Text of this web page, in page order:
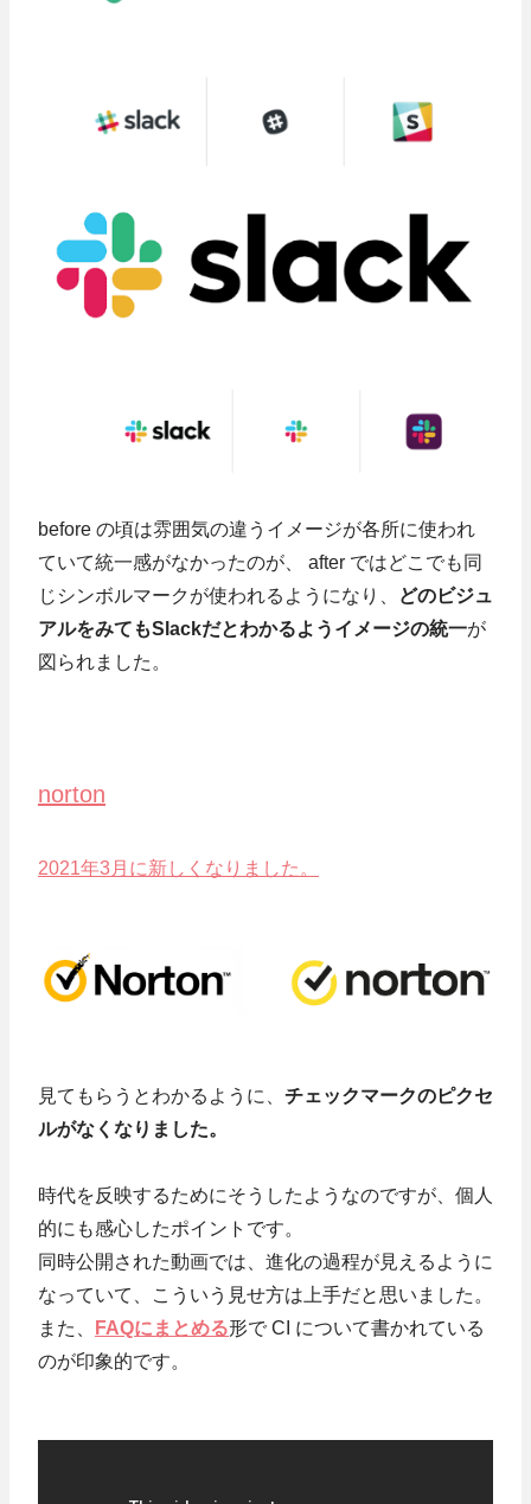
before の頃は雰囲気の違うイメージが各所に使われ
ていて統一感がなかったのが、 after ではどこでも同
じシンボルマークが使われるようになり、
どのビジュ
アルをみてもSlackだとわかるようイメージの統一が
図られました。
norton
2021年3月に新しくなりました。
見てもらうとわかるように、 チェックマークのピクセ
ルがなくなりました。
時代を反映するためにそうしたようなのですが、個人
的にも感心したポイントです。
同時公開された動画では、進化の過程が見えるように
なっていて、こういう見せ方は上手だと思いました。
また、
FAQにまとめる形で CI について書かれている
のが印象的です。